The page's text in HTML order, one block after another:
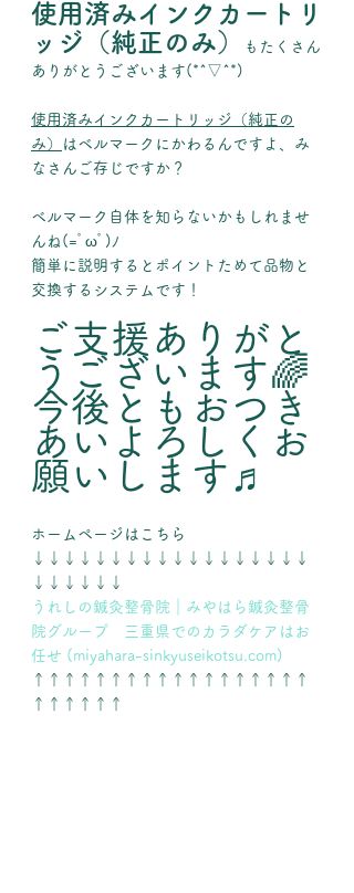
使用済みインクカートリ
ッジ（純正のみ）
もたくさん
ありがとうございます(*^▽^*)
使用済みインクカートリッジ（純正の
み）
はベルマークにかわるんですよ、み
なさんご存じですか？
ベルマーク自体を知らないかもしれませ
んね(=ﾟωﾟ)ﾉ
簡単に説明するとポイントためて品物と
交換するシステムです！
ご支援ありがと
うございます🌈
今後ともおつき
あいよろしくお
願いします♬
ホームページはこちら
↓↓↓↓↓↓↓↓↓↓↓↓↓↓↓↓↓↓
↓↓↓↓↓↓
うれしの鍼灸整骨院｜みやはら鍼灸整骨
院グループ　三重県でのカラダケアはお
任せ (miyahara-sinkyuseikotsu.com)
↑↑↑↑↑↑↑↑↑↑↑↑↑↑↑↑↑↑
↑↑↑↑↑↑